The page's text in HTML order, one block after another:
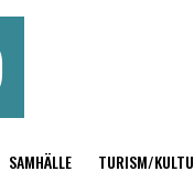
SAMHÄLLE TURISM/